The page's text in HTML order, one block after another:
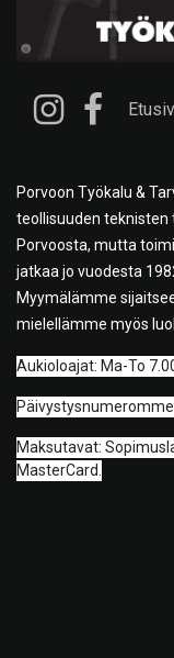
Porvoon Työkalu &
teollisuuden
Porvoosta, mutta
jatkaa jo vuodesta
Myymälämme
mielellämme myös
Aukioloajat: Ma-To
Maksutavat:
MasterCard.